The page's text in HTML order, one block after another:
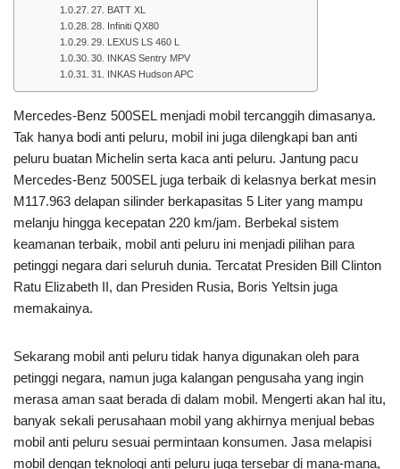
27. BATT XL
28. Infiniti QX80
29. LEXUS LS 460 L
30. INKAS Sentry MPV
31. INKAS Hudson APC
Mercedes-Benz 500SEL menjadi mobil tercanggih dimasanya.
Tak hanya bodi anti peluru, mobil ini juga dilengkapi ban anti
peluru buatan Michelin serta kaca anti peluru. Jantung pacu
Mercedes-Benz 500SEL juga terbaik di kelasnya berkat mesin
M117.963 delapan silinder berkapasitas 5 Liter yang mampu
melanju hingga kecepatan 220 km/jam. Berbekal sistem
keamanan terbaik, mobil anti peluru ini menjadi pilihan para
petinggi negara dari seluruh dunia. Tercatat Presiden Bill Clinton
Ratu Elizabeth II, dan Presiden Rusia, Boris Yeltsin juga
memakainya.
Sekarang mobil anti peluru tidak hanya digunakan oleh para
petinggi negara, namun juga kalangan pengusaha yang ingin
merasa aman saat berada di dalam mobil. Mengerti akan hal itu,
banyak sekali perusahaan mobil yang akhirnya menjual bebas
mobil anti peluru sesuai permintaan konsumen. Jasa melapisi
mobil dengan teknologi anti peluru juga tersebar di mana-mana,